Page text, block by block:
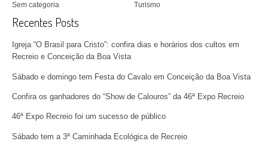
Sem categoria Turismo
Recentes Posts
Igreja “O Brasil para Cristo”: confira dias e horários dos cultos em
Recreio e Conceição da Boa Vista
Sábado e domingo tem Festa do Cavalo em Conceição da Boa Vista
Confira os ganhadores do “Show de Calouros” da 46ª Expo Recreio
46ª Expo Recreio foi um sucesso de público
Sábado tem a 3ª Caminhada Ecológica de Recreio